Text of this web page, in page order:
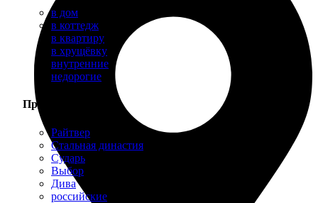
в дом
в коттедж
в квартиру
в хрущёвку
внутренние
недорогие
Производитель
Райтвер
Стальная династия
Сударь
Выбор
Дива
российские